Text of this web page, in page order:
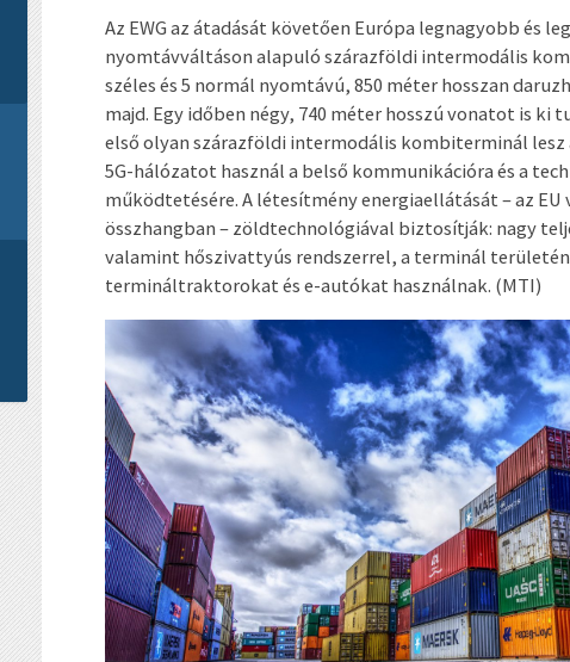
Az EWG az átadását követően Európa legnagyobb és
nyomtávváltáson alapuló szárazföldi intermodális
széles és 5 normál nyomtávú, 850 méter hosszan
majd. Egy időben négy, 740 méter hosszú vonatot is ki
első olyan szárazföldi intermodális kombiterminál lesz
5G-hálózatot használ a belső kommunikációra és a
működtetésére. A létesítmény energiaellátását – az
összhangban – zöldtechnológiával biztosítják: nagy
valamint hőszivattyús rendszerrel, a terminál
termináltraktorokat és e-autókat használnak. (MTI)